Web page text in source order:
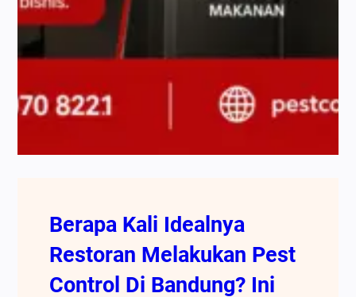
Berapa Kali Idealnya
Restoran Melakukan Pest
Control Di Bandung? Ini